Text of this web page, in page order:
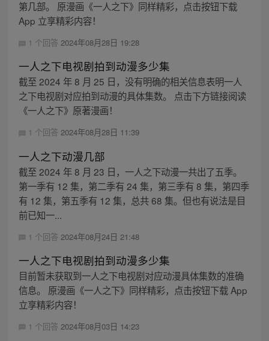
第几部。 原漫画《一人之下》同样精彩，点击按钮下载
App 立享精彩内容！
1 个回答 2024年08月28日 19:28
一人之下电视剧拍到动漫多少集
截至 2024 年 8 月 25 日，没有明确的相关信息表明一人
之下电视剧对应拍到动漫的具体集数。 点击下方链接阅读
《一人之下》原著漫画！
1 个回答 2024年08月28日 11:39
一人之下动漫几部
截至 2024 年 8 月 23 日，一人之下动漫一共出了五季。
第一季有 12 集，第二季有 24 集，第三季有 8 集，第四季
有 12 集，第五季有 12 集，总共 68 集。但也有说法是目
前已知一...
1 个回答 2024年08月24日 21:48
一人之下电视剧拍到动漫多少集
目前暂未获取到一人之下电视剧对应动漫具体集数的准确
信息。 原漫画《一人之下》同样精彩，点击按钮下载 App
立享精彩内容！
1 个回答 2024年08月03日 14:23